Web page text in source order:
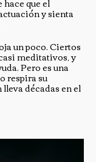
y sienta
un poco. Ciertos
meditativos, y
Pero es una
respira su
décadas en el